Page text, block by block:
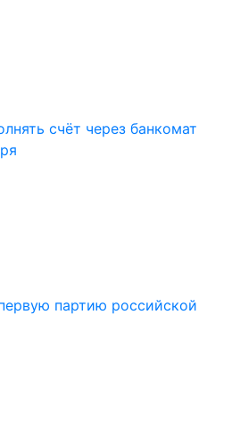
счёт через банкомат
партию российской